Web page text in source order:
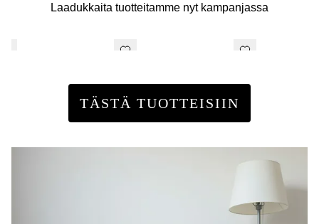
Laadukkaita tuotteitamme nyt kampanjassa
TÄSTÄ TUOTTEISIIN